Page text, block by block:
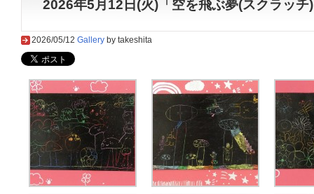
2026年5月12日(火)「空を飛ぶ夢(スクラッチ
2026/05/12 Gallery by takeshita